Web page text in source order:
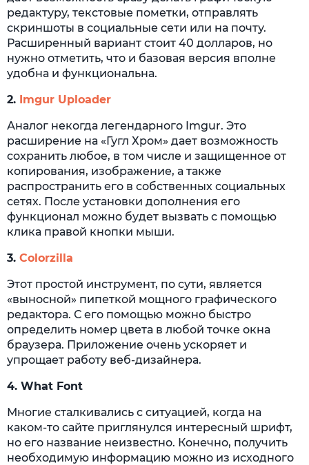
редактуру, текстовые пометки, отправлять
скриншоты в социальные сети или на почту.
Расширенный вариант стоит 40 долларов, но
нужно отметить, что и базовая версия вполне
удобна и функциональна.
2. Imgur Uploader
Аналог некогда легендарного Imgur. Это
расширение на «Гугл Хром» дает возможность
сохранить любое, в том числе и защищенное от
копирования, изображение, а также
распространить его в собственных социальных
сетях. После установки дополнения его
функционал можно будет вызвать с помощью
клика правой кнопки мыши.
3. Colorzilla
Этот простой инструмент, по сути, является
«выносной» пипеткой мощного графического
редактора. С его помощью можно быстро
определить номер цвета в любой точке окна
браузера. Приложение очень ускоряет и
упрощает работу веб-дизайнера.
4. What Font
Многие сталкивались с ситуацией, когда на
каком-то сайте приглянулся интересный шрифт,
но его название неизвестно. Конечно, получить
необходимую информацию можно из исходного